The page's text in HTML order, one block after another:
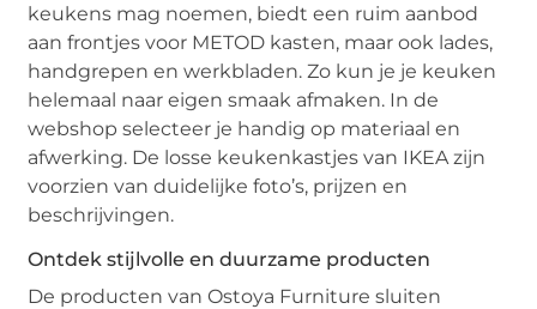
keukens mag noemen, biedt een ruim aanbod
aan frontjes voor METOD kasten, maar ook lades,
handgrepen en werkbladen. Zo kun je je keuken
helemaal naar eigen smaak afmaken. In de
webshop selecteer je handig op materiaal en
afwerking. De losse keukenkastjes van IKEA zijn
voorzien van duidelijke foto’s, prijzen en
beschrijvingen.
Ontdek stijlvolle en duurzame producten
De producten van Ostoya Furniture sluiten